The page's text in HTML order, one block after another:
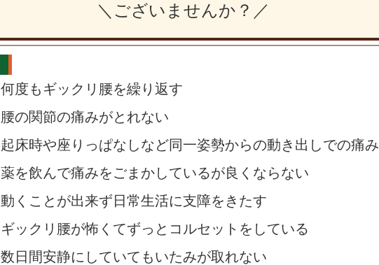
＼ございませんか？／
何度もギックリ腰を繰り返す
腰の関節の痛みがとれない
起床時や座りっぱなしなど同一姿勢からの動き出しでの痛み
薬を飲んで痛みをごまかしているが良くならない
動くことが出来ず日常生活に支障をきたす
ギックリ腰が怖くてずっとコルセットをしている
数日間安静にしていてもいたみが取れない